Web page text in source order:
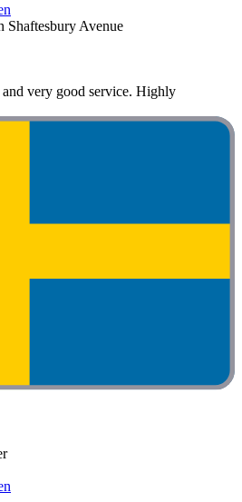
Shaftesbury Avenue
very good service. Highly